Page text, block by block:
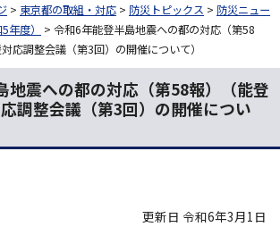
> 東京都の取組・対応 > 防災トピックス > 防災ニュー
年度）
> 令和6年能登半島地震への都の対応（第58
応調整会議（第3回）の開催について）
地震への都の対応（第58報）（能登
調整会議（第3回）の開催につい
更新日 令和6年3月1日